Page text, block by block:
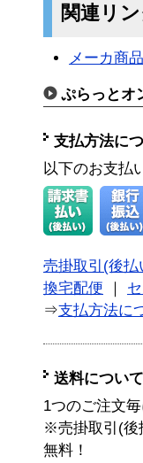
関連リン
メーカ商
ぷらっとオ
支払方法に
以下のお支払
売掛取引(後払
換宅配便
⇒支払方法に
送料について
1つのご注文
※売掛取引(後
無料！